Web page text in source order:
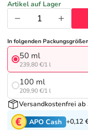
Tierapotheke
Vitamine &
Marken
Salus Deals
Artikel auf Lager
In folgenden
50 ml
239,80 €/1 l
100 ml
209,90 €/1 l
Versandkostenfrei ab
APO Cash +0,12